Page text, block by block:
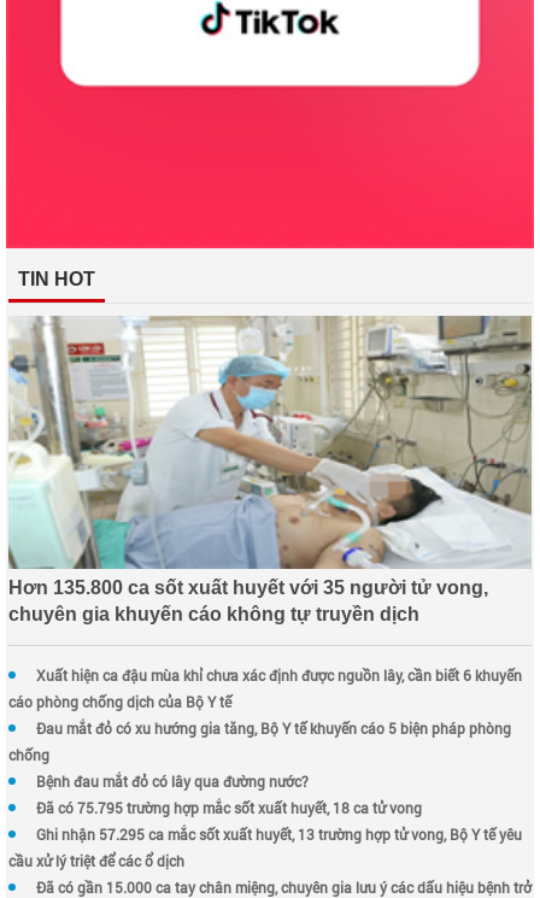
TIN HOT
Hơn 135.800 ca sốt xuất huyết với 35 người tử vong,
chuyên gia khuyến cáo không tự truyền dịch
Xuất hiện ca đậu mùa khỉ chưa xác định được nguồn lây, cần biết 6 khuyến
cáo phòng chống dịch của Bộ Y tế
Đau mắt đỏ có xu hướng gia tăng, Bộ Y tế khuyến cáo 5 biện pháp phòng
chống
Bệnh đau mắt đỏ có lây qua đường nước?
Đã có 75.795 trường hợp mắc sốt xuất huyết, 18 ca tử vong
Ghi nhận 57.295 ca mắc sốt xuất huyết, 13 trường hợp tử vong, Bộ Y tế yêu
cầu xử lý triệt để các ổ dịch
Đã có gần 15.000 ca tay chân miệng, chuyên gia lưu ý các dấu hiệu bệnh trở